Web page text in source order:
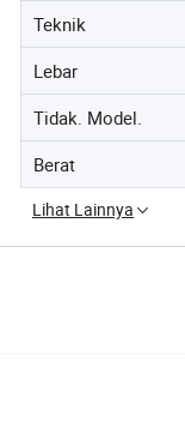
Teknik
Lebar
Tidak. Model.
Berat
Lihat Lainnya